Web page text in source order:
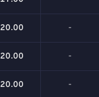
20.00 -
20.00 -
20.00 -